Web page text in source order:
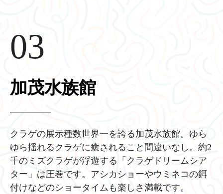
03
加茂水族館
クラゲの展示種数世界一を誇る加茂水族館。ゆら
ゆら揺れるクラゲに癒されること間違いなし。約2
千のミズクラゲが浮遊する「クラゲドリームシア
ター」は圧巻です。アシカショーやウミネコの餌
付けなどのショータイムも楽しさ満載です。